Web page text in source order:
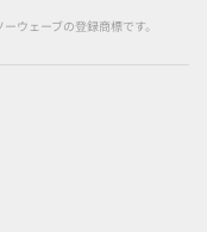
ウェーブの登録商標です。